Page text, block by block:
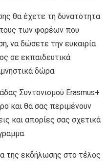
θα έχετε τη δυνατότητα
των φορέων που
να δώσετε την ευκαιρία
σε εκπαιδευτικά
δώρα.
Συντονισμού Erasmus+
και θα σας περιμένουν
και απορίες σας σχετικά
της εκδήλωσης στο τέλος